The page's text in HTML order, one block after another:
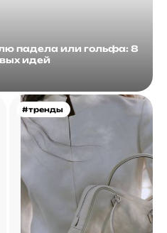
падела или гольфа: 8
идей
#тренды